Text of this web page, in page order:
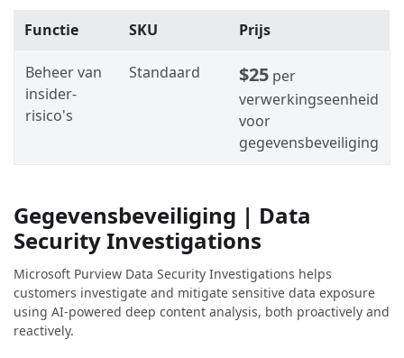
Functie SKU Prijs
Beheer van
insider-
risico's
Standaard $25 per
verwerkingseenheid
voor
gegevensbeveiliging
Gegevensbeveiliging | Data
Security Investigations
Microsoft Purview Data Security Investigations helps
customers investigate and mitigate sensitive data exposure
using AI-powered deep content analysis, both proactively and
reactively.